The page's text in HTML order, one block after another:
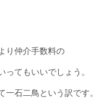
り仲介手数料の
てもいいでしょう。
石二鳥という訳です。